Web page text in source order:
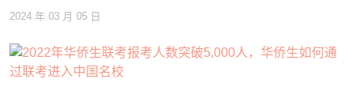
2024 年 03 月 05 日